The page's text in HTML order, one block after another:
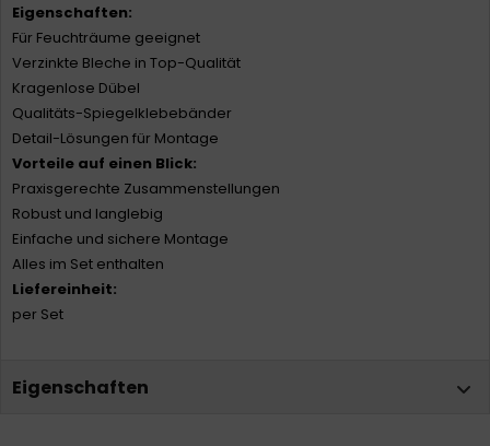
Eigenschaften:
Für Feuchträume geeignet
Verzinkte Bleche in Top-Qualität
Kragenlose Dübel
Qualitäts-Spiegelklebebänder
Detail-Lösungen für Montage
Vorteile auf einen Blick:
Praxisgerechte Zusammenstellungen
Robust und langlebig
Einfache und sichere Montage
Alles im Set enthalten
Liefereinheit:
per Set
Eigenschaften